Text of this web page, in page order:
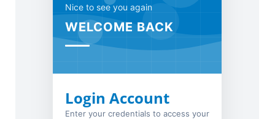
Nice to see you again
WELCOME BACK
Login Account
Enter your credentials to access your